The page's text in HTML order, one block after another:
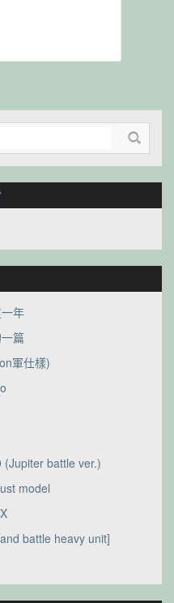
年
篇
軍仕樣)
battle ver.)
model
battle heavy unit]